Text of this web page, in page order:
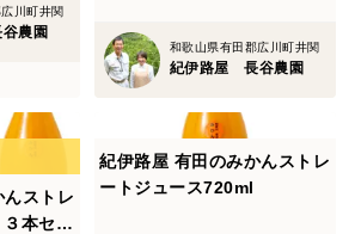
ｇ
ンター分析
川町井関
農園
和歌山県有田郡広川町井関
紀伊路屋 長谷農園
ストレ
本セッ
紀伊路屋 有田のみかんストレ
ートジュース720ml